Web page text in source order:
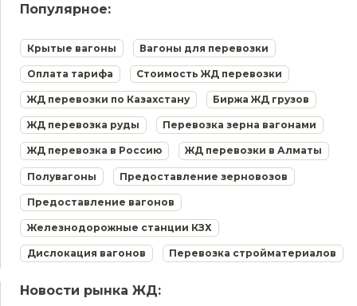
Популярное:
Крытые вагоны Вагоны для перевозки
Оплата тарифа Стоимость ЖД перевозки
ЖД перевозки по Казахстану Биржа ЖД грузов
ЖД перевозка руды Перевозка зерна вагонами
ЖД перевозка в Россию ЖД перевозки в Алматы
Полувагоны Предоставление зерновозов
Предоставление вагонов
Железнодорожные станции КЗХ
Дислокация вагонов Перевозка стройматериалов
Новости рынка ЖД: